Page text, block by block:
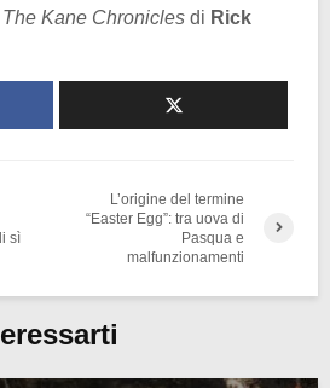
The Kane Chronicles di Rick
sì
L’origine del termine
“Easter Egg”: tra uova di
Pasqua e
malfunzionamenti